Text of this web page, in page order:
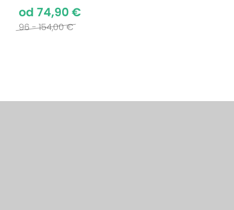
od 74,90 €
96 - 154,00 €